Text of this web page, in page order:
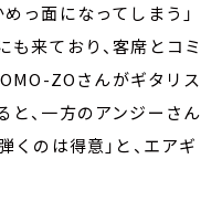
っ面になってしまう」
来ており、客席とコミ
ZOさんがギタリス
と、一方のアンジーさん
くのは得意」と、エアギ